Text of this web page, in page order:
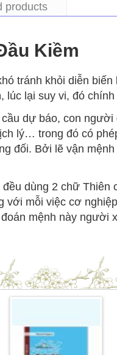
products
Kiềm
tránh khỏi diễn
lúc lại suy vi, đó
dự báo, con
lý… trong đó có
đối. Bởi lẽ vận
dùng 2 chữ Thiên
mỗi việc cơ
mệnh này người